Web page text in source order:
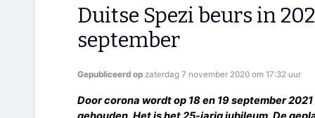
RSS
Duitse Spezi beurs in
september
Gepubliceerd op zaterdag 7 november 2020 om 17:32 uur
Door corona wordt op 18 en 19 september